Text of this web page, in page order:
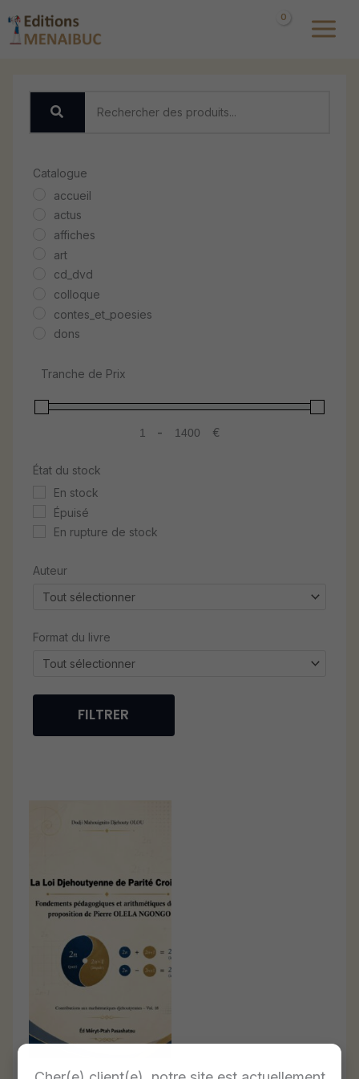
au
contenu
Catalogue
accueil
actus
affiches
art
cd_dvd
colloque
contes_et_poesies
dons
egyptologie_et_philosophie
essai
kemmiou_tours
Linguistique
livres_pour_enfants
Non classé
ouvrage_en_diffusion
Politique
recit_biographie
sciences
theatre
Tranche de Prix
Minimum Price
-
Maximum Price
€
État du stock
En stock
Épuisé
En rupture de stock
Auteur
Format du livre
FILTRER